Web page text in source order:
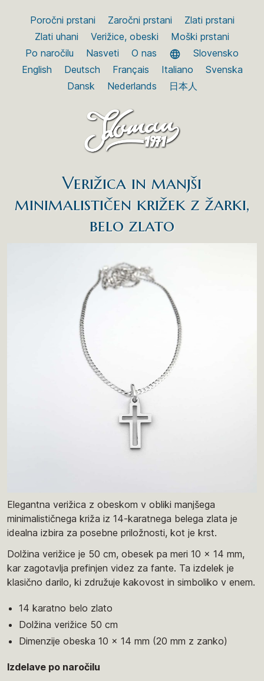
Poročni prstani Zaročni prstani
Zlati prstani
Zlati uhani
Verižice, obeski
Moški prstani
Po naročilu
Nasveti O nas
Slovensko
English
Deutsch Français Italiano
Svenska
Dansk
Nederlands 日本人
Verižica in manjši
minimalističen križek z žarki,
belo zlato
Elegantna verižica z obeskom v obliki manjšega
minimalističnega križa iz 14-karatnega belega zlata je
idealna izbira za posebne priložnosti, kot je krst.
Dolžina verižice je 50 cm, obesek pa meri 10 x 14 mm,
kar zagotavlja prefinjen videz za fante. Ta izdelek je
klasično darilo, ki združuje kakovost in simboliko v enem.
14 karatno belo zlato
Dolžina verižice 50 cm
Dimenzije obeska 10 x 14 mm (20 mm z zanko)
Izdelave po naročilu